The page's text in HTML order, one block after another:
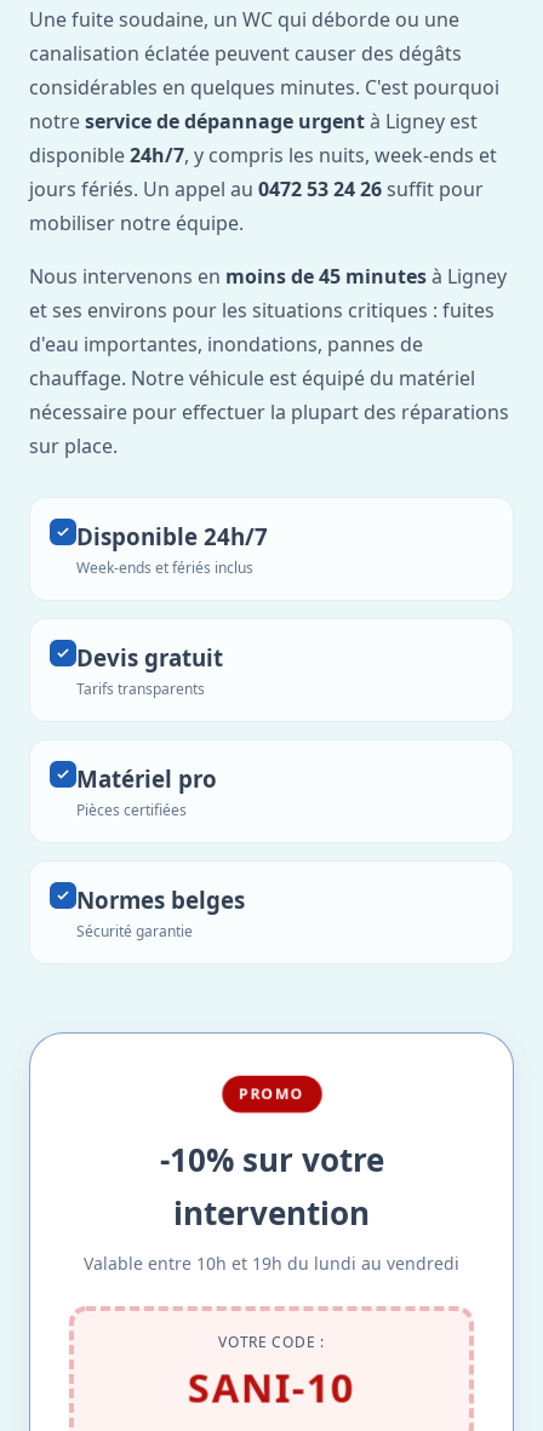
Une fuite soudaine, un WC qui déborde ou une
canalisation éclatée peuvent causer des dégâts
considérables en quelques minutes. C'est pourquoi
notreservice de dépannage urgentà Ligney est
disponible24h/7, y compris les nuits, week-ends et
jours fériés. Un appel au 0472 53 24 26 suffit pour
mobiliser notre équipe.
Nous intervenons en moins de 45 minutesà Ligney
et ses environs pour les situations critiques : fuites
d'eau importantes, inondations, pannes de
chauffage. Notre véhicule est équipé du matériel
nécessaire pour effectuer la plupart des réparations
sur place.
Disponible 24h/7
Week-ends et fériés inclus
Devis gratuit
Tarifs transparents
Matériel pro
Pièces certifiées
Normes belges
Sécurité garantie
PROMO
-10% sur votre
intervention
Valable entre 10h et 19h du lundi au vendredi
VOTRE CODE :
SANI-10